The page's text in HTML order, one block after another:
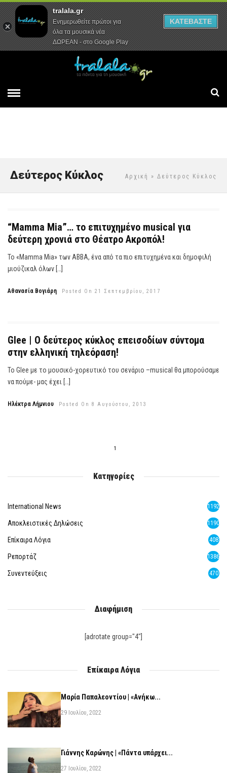
Αρχική Συνεντεύξεις Ρεπορτάζ
Αρχική » Δεύτερος Κύκλος
Δεύτερος Κύκλος
“Mamma Mia”… το επιτυχημένο musical για
δεύτερη χρονιά στο Θέατρο Ακροπόλ!
Το «Mamma Mia» των ΑΒΒΑ, ένα από τα πιο επιτυχημένα και δημοφιλή
μιούζικαλ όλων […]
Αθανασία Βογιάρη Posted On 21 Σεπτεμβρίου, 2017
Glee | Ο δεύτερος κύκλος επεισοδίων σύντομα
στην ελληνική τηλεόραση!
Το Glee με το μουσικό-χορευτικό του σενάριο –musical θα μπορούσαμε
να πούμε- μας έχει […]
Ηλέκτρα Λήμνιου Posted On 8 Αυγούστου, 2013
1
Κατηγορίες
International News 1192
Αποκλειστικές Δηλώσεις 1190
Επίκαιρα Λόγια 408
Ρεπορτάζ 1386
Συνεντεύξεις 470
Διαφήμιση
[adrotate group="4"]
Επίκαιρα Λόγια
Μαρία Παπαλεοντίου | «Ανήκω...
29 Ιουλίου, 2022
Γιάννης Καρώνης | «Πάντα υπάρχει...
27 Ιουλίου, 2022
tralala.gr
Ενημερωθείτε πρώτοι για
όλα τα μουσικά νέα
ΔΩΡΕΑΝ - στο Google Play
ΚΑΤΕΒΑΣΤΕ